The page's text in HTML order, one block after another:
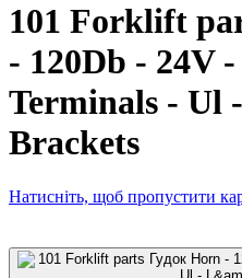
101 Forklift
- 120Db - 24V
Terminals - Ul
Brackets
Натисніть, щоб пропустити